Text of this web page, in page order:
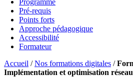
Pré-requis
Points forts
Approche pédagogique
Accessibilité
Formateur
Accueil /Nos formations digitales /
Implémentation et optimisation réseau